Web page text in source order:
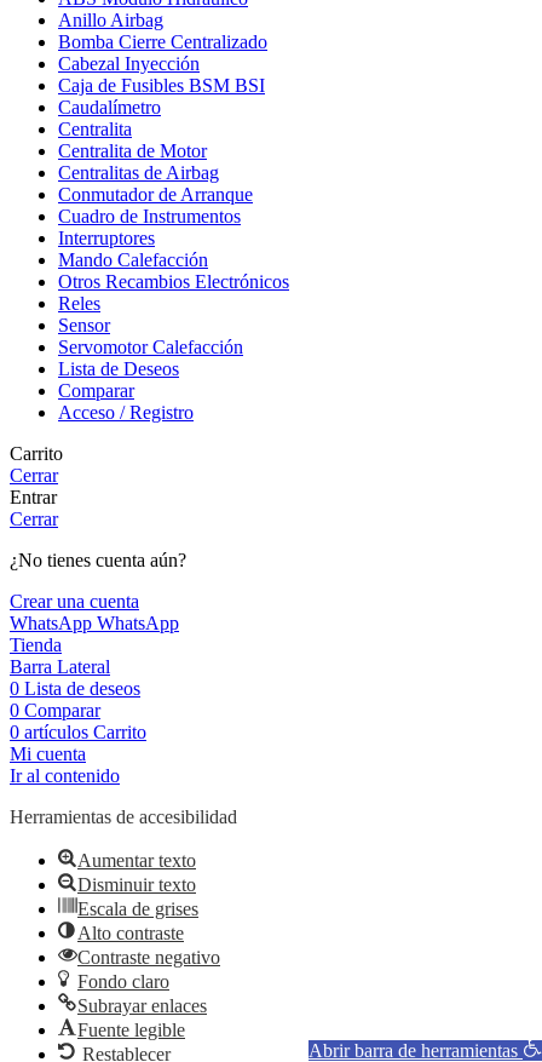
Anillo Airbag
Bomba Cierre Centralizado
Cabezal Inyección
Caja de Fusibles BSM BSI
Caudalímetro
Centralita
Centralita de Motor
Centralitas de Airbag
Conmutador de Arranque
Cuadro de Instrumentos
Interruptores
Mando Calefacción
Otros Recambios Electrónicos
Reles
Sensor
Servomotor Calefacción
Lista de Deseos
Comparar
Acceso / Registro
Carrito
Cerrar
Entrar
Cerrar
¿No tienes cuenta aún?
Crear una cuenta
WhatsApp WhatsApp
Tienda
Barra Lateral
0 Lista de deseos
0 Comparar
0 artículos Carrito
Mi cuenta
Ir al contenido
Abrir barra de herramientas
Herramientas de accesibilidad
Aumentar texto
Disminuir texto
Escala de grises
Alto contraste
Contraste negativo
Fondo claro
Subrayar enlaces
Fuente legible
Restablecer